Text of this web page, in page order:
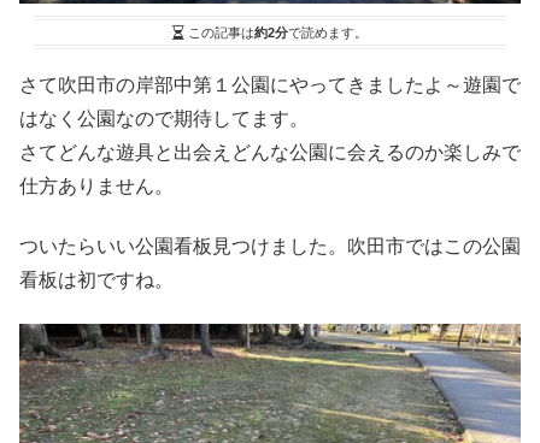
この記事は約2分で読めます。
さて吹田市の岸部中第１公園にやってきましたよ～遊園で
はなく公園なので期待してます。
さてどんな遊具と出会えどんな公園に会えるのか楽しみで
仕方ありません。
ついたらいい公園看板見つけました。吹田市ではこの公園
看板は初ですね。